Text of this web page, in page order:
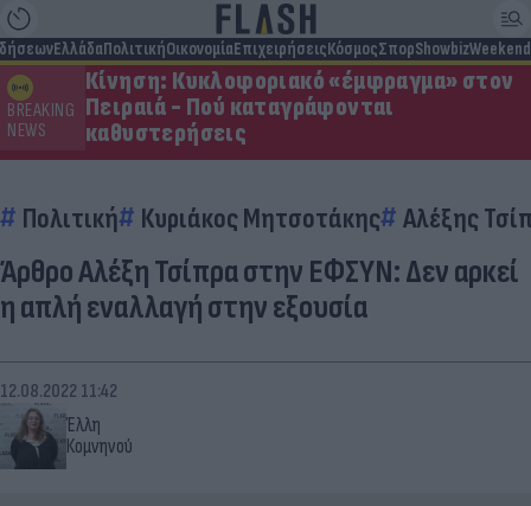
ΕλλάδαΠολιτικήΟικονομίαΕπιχειρήσειςΚόσμοςΣπορShowbizWeekend
BREAKING
NEWS
Κίνηση: Κυκλοφοριακό «έμφραγμα» στον
Πειραιά - Πού καταγράφονται
καθυστερήσεις
Πολιτική Κυριάκος Μητσοτάκης Αλέξης
Άρθρο Αλέξη Τσίπρα στην ΕΦΣΥΝ: Δεν αρκεί
η απλή εναλλαγή στην εξουσία
Έλλη
Κομνηνού
12.08.2022 11:42